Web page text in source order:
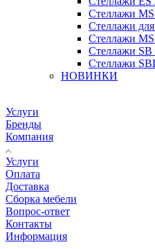
Стеллажи
Стеллажи
Стеллажи
Стеллажи SB
Стеллажи
НОВИНКИ
Услуги
Бренды
Компания
Услуги
Оплата
Доставка
Сборка мебели
Вопрос-ответ
Контакты
Информация